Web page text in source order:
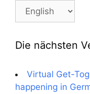
Sprachumschalter
Die nächsten
Virtual Get-
happening in